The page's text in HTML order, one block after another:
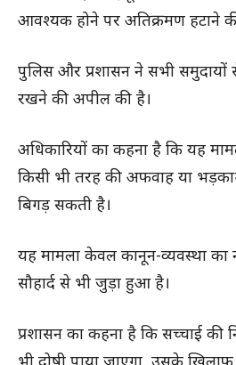
आवश्यक होने पर अतिक्रमण हटाने की
पुलिस और प्रशासन ने सभी
रखने की अपील की है।
अधिकारियों का कहना है कि यह
किसी भी तरह की अफवाह या
बिगड़ सकती है।
यह मामला केवल कानून-व्यवस्था का
सौहार्द से भी जुड़ा हुआ है।
प्रशासन का कहना है कि सच्चाई की